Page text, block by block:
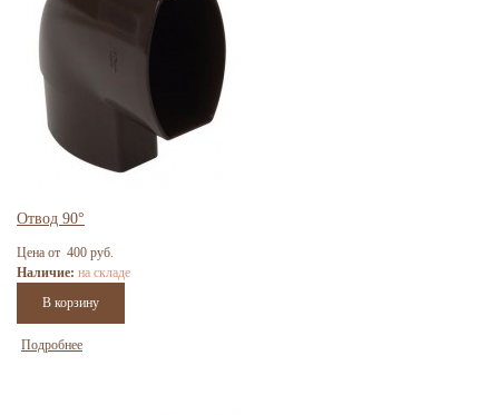
Отвод 90°
Цена от 400 руб.
Наличие: на складе
Подробнее